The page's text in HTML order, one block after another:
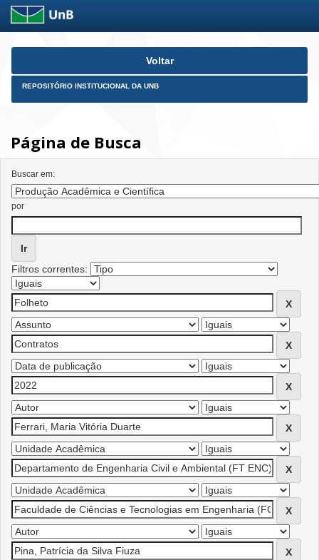
Skip
Voltar
REPOSITÓRIO INSTITUCIONAL DA UNB
Página de Busca
Buscar em:
por
Filtros correntes: